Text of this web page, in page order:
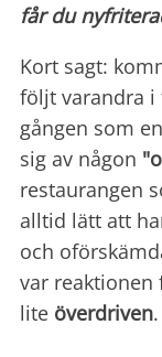
får du
Kort sagt:
följt varandra i
gången som
sig av någon
restaurangen
alltid lätt att
och
var reaktionen
lite överdriven